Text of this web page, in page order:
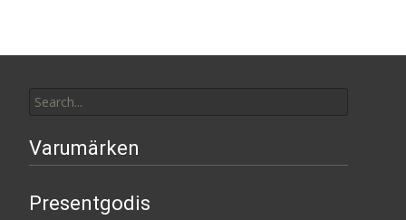
for:
Varumärken
Presentgodis